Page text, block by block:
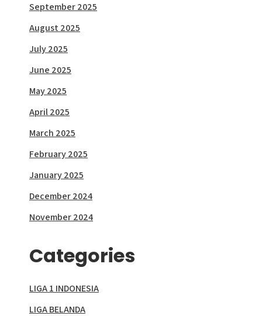
September 2025
August 2025
July 2025
June 2025
May 2025
April 2025
March 2025
February 2025
January 2025
December 2024
November 2024
Categories
LIGA 1 INDONESIA
LIGA BELANDA